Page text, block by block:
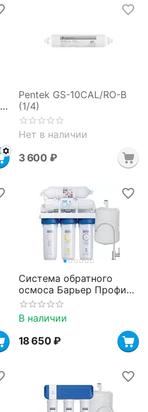
Pentek GS-10CAL/RO-B
(1/4)
Нет в наличии
3 600 ₽
Система обратного
осмоса Барьер Профи
Осмо 100 М
В наличии
18 650 ₽